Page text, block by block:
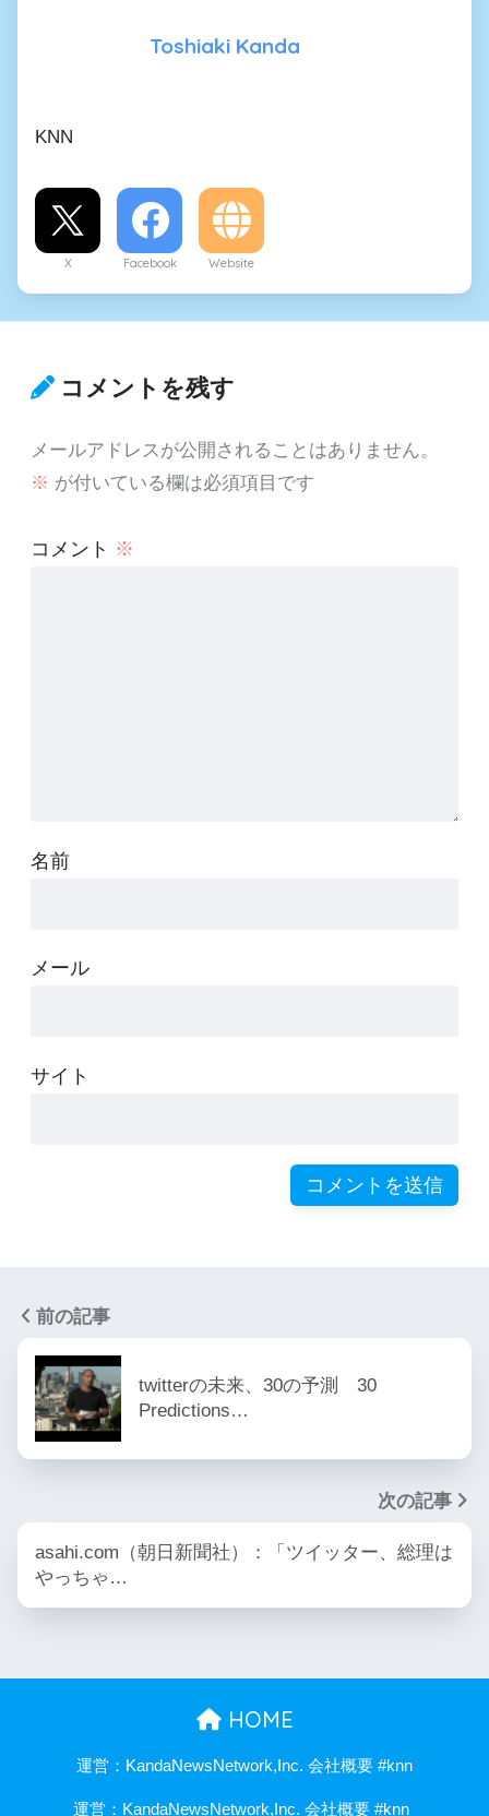
Toshiaki Kanda
KNN
X Facebook Website
コメントを残す
メールアドレスが公開されることはありません。
※ が付いている欄は必須項目です
コメント ※
名前
メール
サイト
前の記事
twitterの未来、30の予測 30
Predictions…
次の記事
asahi.com（朝日新聞社）：「ツイッター、総理は
やっちゃ…
HOME
運営：KandaNewsNetwork,Inc. 会社概要 #knn
運営：KandaNewsNetwork,Inc. 会社概要 #knn